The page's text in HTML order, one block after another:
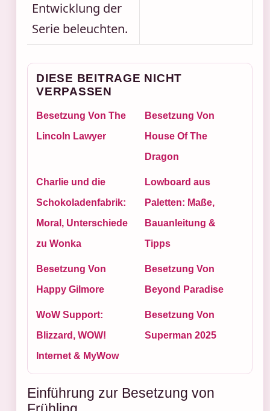
Entwicklung der
Serie beleuchten.
DIESE BEITRAGE NICHT
VERPASSEN
Besetzung Von The
Lincoln Lawyer
Besetzung Von
House Of The
Dragon
Charlie und die
Schokoladenfabrik:
Moral, Unterschiede
zu Wonka
Lowboard aus
Paletten: Maße,
Bauanleitung &
Tipps
Besetzung Von
Happy Gilmore
Besetzung Von
Beyond Paradise
WoW Support:
Blizzard, WOW!
Internet & MyWow
Besetzung Von
Superman 2025
Einführung zur Besetzung von